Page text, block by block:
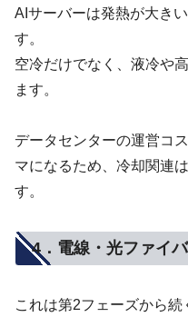
AIサーバーは発熱が大き
す。
空冷だけでなく、液冷や
ます。
データセンターの運営コ
マになるため、冷却関連
す。
4．電線・光ファイ
これは第2フェーズから続